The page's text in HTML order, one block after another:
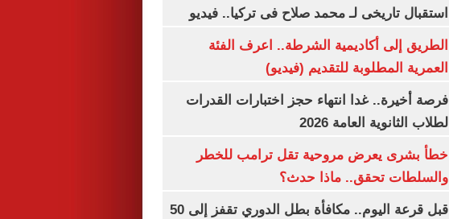
استقبال تاريخى لـ محمد صلاح فى تركيا.. فيديو
الطريق إلى أكاديمية الشرطة.. اعرف الفئة
العمرية المطلوبة للتقديم (فيديو)
فرصة أخيرة.. غدا انتهاء حجز اختبارات القدرات
لطلاب الثانوية العامة 2026
خطأ بشرى يعرض مروحية تقل ترامب للخطر
والسلطات تحقق.. ماذا حدث؟
قبل قرعة اليوم.. مكافأة بطل الدوري تقفز إلى 50